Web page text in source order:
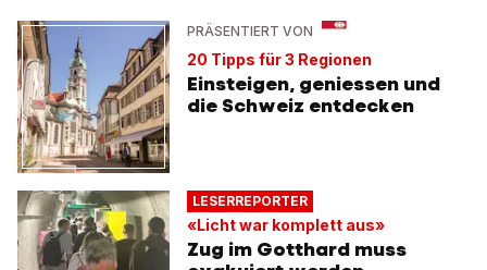
PRÄSENTIERT VON
20 Tipps für 3 Regionen
Einsteigen, geniessen und
die Schweiz entdecken
LESERREPORTER
«Licht war komplett aus»
Zug im Gotthard muss